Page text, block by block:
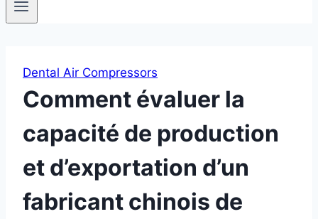
Dental Air Compressors
Comment évaluer la
capacité de production
et d’exportation d’un
fabricant chinois de